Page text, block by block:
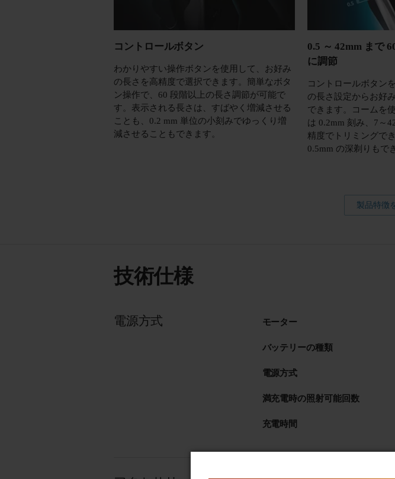
コントロールボタン
わかりやすい操作ボタンを使用して、お好み
の長さを高精度で選択できます。簡単なボタ
ン操作で、60 段階以上の長さ調節が可能で
す。表示される長さは、すばやく増減させる
ことも、0.2 mm 単位の小刻みでゆっくり増
減させることもできます。
0.5 ～ 42mm まで
に調節
コントロールボタン
の長さ設定からお好
できます。コームを
は 0.2mm 刻み、7～
精度でトリミングで
0.5mm の深剃りもで
製品特徴
技術仕様
電源方式 モーター
バッテリーの種類
電源方式
満充電時の照射可能回数
充電時間